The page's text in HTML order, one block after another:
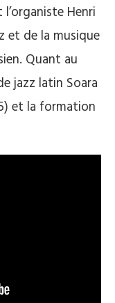
Henri
et de la musique
Quant au
jazz latin Soara
et la formation